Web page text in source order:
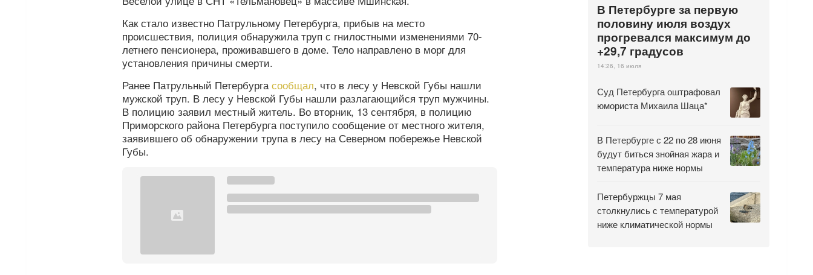
Как стало известно Патрульному Петербурга, прибыв на место
происшествия, полиция обнаружила труп с гнилостными изменениями 70-
летнего пенсионера, проживавшего в доме. Тело направлено в морг для
установления причины смерти.
Ранее Патрульный Петербургасообщал, что в лесу у Невской Губы нашли
мужской труп. В лесу у Невской Губы нашли разлагающийся труп мужчины.
В полицию заявил местный житель. Во вторник, 13 сентября, в полицию
Приморского района Петербурга поступило сообщение от местного жителя,
заявившего об обнаружении трупа в лесу на Северном побережье Невской
Губы.
В Петербурге за первую
половину июля воздух
прогревался максимум до
+29,7 градусов
14:26, 16 июля
Суд Петербурга оштрафовал
юмориста Михаила Шаца*
В Петербурге с 22 по 28 июня
будут биться знойная жара и
температура ниже нормы
Петербуржцы 7 мая
столкнулись с температурой
ниже климатической нормы